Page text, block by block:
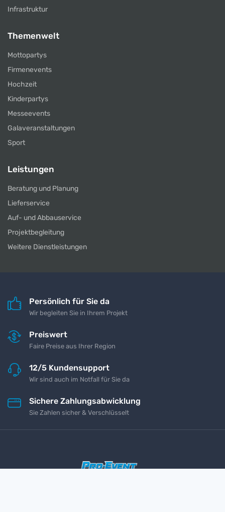
Infrastruktur
Themenwelt
Mottopartys
Firmenevents
Hochzeit
Kinderpartys
Messeevents
Galaveranstaltungen
Sport
Leistungen
Beratung und Planung
Lieferservice
Auf- und Abbauservice
Projektbegleitung
Weitere Dienstleistungen
Persönlich für Sie da
Wir begleiten Sie in Ihrem Projekt
Preiswert
Faire Preise aus Ihrer Region
12/5 Kundensupport
Wir sind auch im Notfall für Sie da
Sichere Zahlungsabwicklung
Sie Zahlen sicher & Verschlüsselt